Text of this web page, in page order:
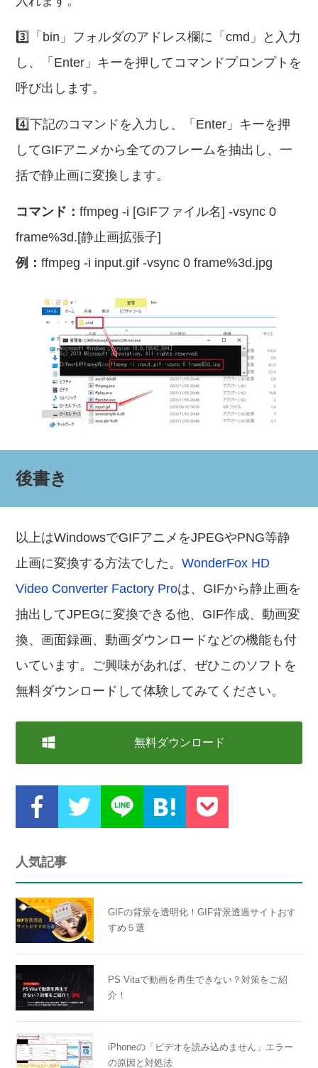
3️⃣「bin」フォルダのアドレス欄に「cmd」と入力
し、「Enter」キーを押してコマンドプロンプトを
呼び出します。
4️⃣下記のコマンドを入力し、「Enter」キーを押
してGIFアニメから全てのフレームを抽出し、一
括で静止画に変換します。
コマンド：ffmpeg -i [GIFファイル名] -vsync 0
frame%3d.[静止画拡張子]
例：ffmpeg -i input.gif -vsync 0 frame%3d.jpg
後書き
以上はWindowsでGIFアニメをJPEGやPNG等静
止画に変換する方法でした。WonderFox HD
Video Converter Factory Proは、GIFから静止画を
抽出してJPEGに変換できる他、GIF作成、動画変
換、画面録画、動画ダウンロードなどの機能も付
いています。ご興味があれば、ぜひこのソフトを
無料ダウンロードして体験してみてください。
無料ダウンロード
人気記事
GIFの背景を透明化！GIF背景透過サイトおす
すめ５選
PS Vitaで動画を再生できない？対策をご紹
介！
iPhoneの「ビデオを読み込めません」エラー
の原因と対処法